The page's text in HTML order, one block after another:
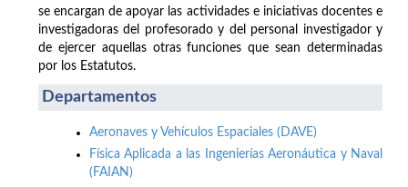
se encargan de apoyar las actividades e iniciativas docentes e
investigadoras del profesorado y del personal investigador y
de ejercer aquellas otras funciones que sean determinadas
por los Estatutos.
Departamentos
Aeronaves y Vehículos Espaciales (DAVE)
Física Aplicada a las Ingenierías Aeronáutica y Naval
(FAIAN)